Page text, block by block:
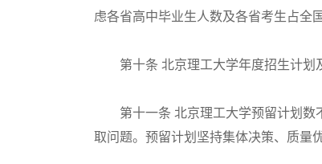
虑各省高中毕业生人数及各省考生占全
第十条 北京理工大学年度招生计划及
第十一条 北京理工大学预留计划数
取问题。预留计划坚持集体决策、质量